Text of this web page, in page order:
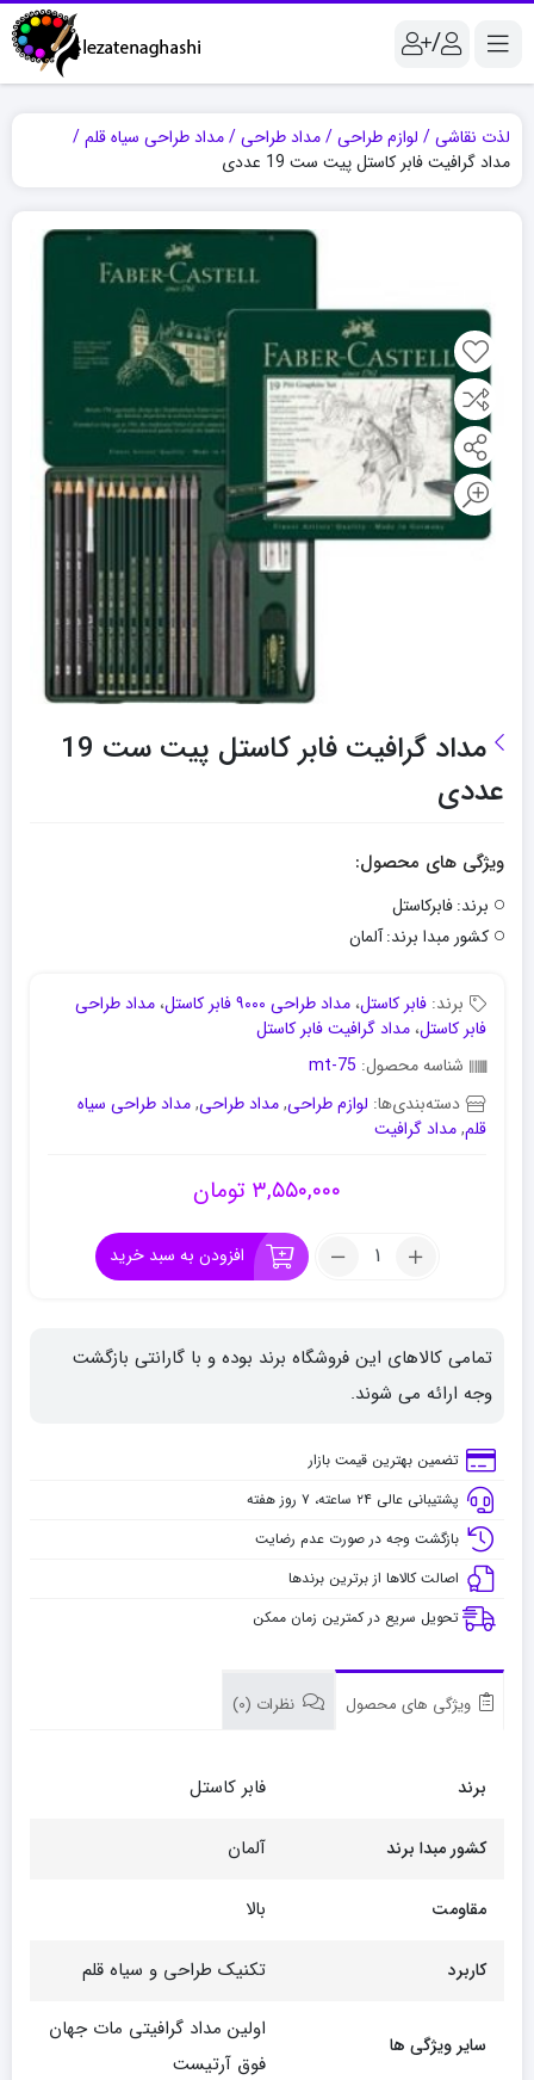
/
لذت نقاشی لوازم طراحی مداد طراحی
مداد طراحی سیاه قلم
مداد گرافیت فابر کاستل پیت ست 19 عددی
مداد گرافیت فابر کاستل پیت ست 19
عددی
ویژگی های محصول:
برند:فابرکاستل
کشور مبدا برند:آلمان
برند: فابر کاستل، مداد طراحی ۹۰۰۰ فابر کاستل ، مداد طراحی
فابر کاستل، مداد گرافیت فابر کاستل
شناسه محصول: mt-75
دسته‌بندی‌ها: لوازم طراحی,مداد طراحی,مداد طراحی سیاه
قلم,مداد گرافیت
۳,۵۵۰,۰۰۰ تومان
تعداد:
کاستل
پیت
عددی
افزودن به سبد خرید
تمامی کالاهای این فروشگاه برند بوده و با گارانتی بازگشت
وجه ارائه می شوند.
تضمین بهترین قیمت بازار
پشتیبانی عالی ۲۴ ساعته، ۷ روز هفته
بازگشت وجه در صورت عدم رضایت
اصالت کالاها از برترین برندها
تحویل سریع در کمترین زمان ممکن
ویژگی های محصول نظرات (0)
برند فابر کاستل
کشور مبدا برند آلمان
مقاومت بالا
کاربرد تکنیک طراحی و سیاه قلم
سایر ویژگی ها
اولین مداد گرافیتی مات جهان
فوق آرتیست